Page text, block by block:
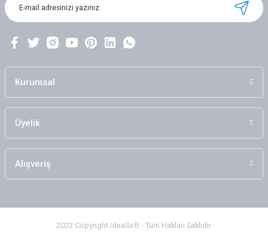
Kurumsal
Üyelik
Alışveriş
2023 Copyright IdeaSoft - Tüm Hakları Saklıdır.